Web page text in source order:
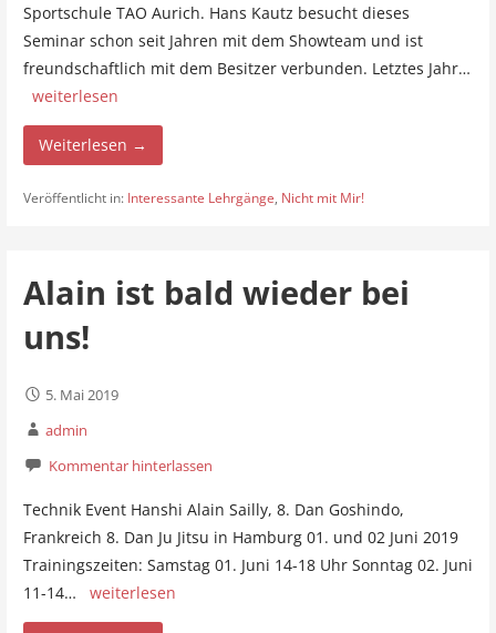
Sportschule TAO Aurich. Hans Kautz besucht dieses
Seminar schon seit Jahren mit dem Showteam und ist
freundschaftlich mit dem Besitzer verbunden. Letztes Jahr…
weiterlesen
Weiterlesen →
Veröffentlicht in: Interessante Lehrgänge, Nicht mit Mir!
Alain ist bald wieder bei
uns!
5. Mai 2019
admin
Kommentar hinterlassen
Technik Event Hanshi Alain Sailly, 8. Dan Goshindo,
Frankreich 8. Dan Ju Jitsu in Hamburg 01. und 02 Juni 2019
Trainingszeiten: Samstag 01. Juni 14-18 Uhr Sonntag 02. Juni
11-14… weiterlesen